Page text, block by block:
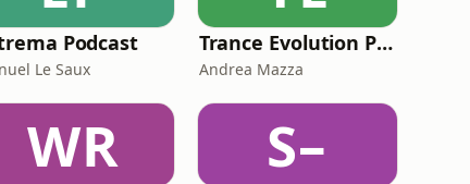
Podcast
Le Saux
Trance Evolution Podcast
Andrea Mazza
WR S–